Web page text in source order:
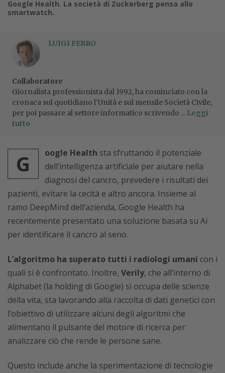
Google Health. La società di Zuckerberg pensa allo
smartwatch.
LUIGI FERRO
Collaboratore
Giornalista professionista dal 1992, ha cominciato con la
cronaca sul quotidiano l’Unità e sul mensile Società Civile,
per poi passare al settore informatico scrivendo ... Leggi
tutto
G oogle Health sta sfruttando il potenziale
dell’intelligenza artificiale per aiutare nella
diagnosi del cancro, prevedere i risultati dei
pazienti, evitare la cecità e altro ancora. Insieme al
ramo DeepMind dell’azienda, Google Health ha
recentemente presentato una soluzione basata su Ai
per identificare il cancro al seno.
L’algoritmo ha superato tutti i radiologi umani con i
quali si è confrontato. Inoltre, Verily, che all’interno di
Alphabet (la holding di Google) si occupa delle scienze
della vita, sta lavorando alla raccolta di dati genetici con
l’obiettivo di utilizzare alcuni degli algoritmi che
alimentano il pulsante del motore di ricerca per
analizzare ciò che rende le persone sane.
Questo include anche la sperimentazione di tecnologie